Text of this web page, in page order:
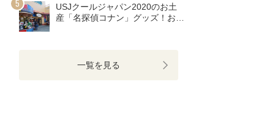
USJクールジャパン2020のお土
産「名探偵コナン」グッズ！お値
一覧を見る